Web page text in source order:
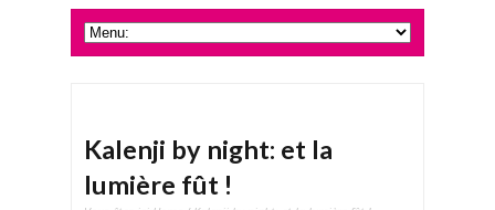
Kalenji by night: et la
lumière fût !